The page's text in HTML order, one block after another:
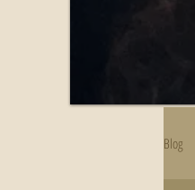
Blog